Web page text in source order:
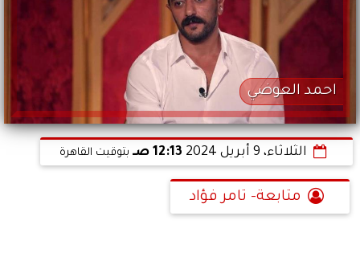
احمد العوضي
الثلاثاء، 9 أبريل 2024 12:13 صـ بتوقيت القاهرة
متابعة- تامر فؤاد